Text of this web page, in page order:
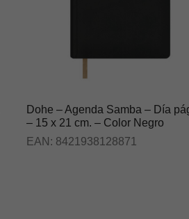
Dohe – Agenda Samba – Día
– 15 x 21 cm. – Color Negro
EAN: 8421938128871